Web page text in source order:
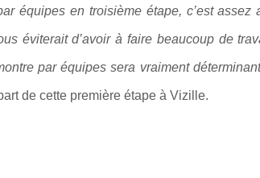
équipes en troisième étape, c’est assez
éviterait d’avoir à faire beaucoup de
par équipes sera vraiment
de cette première étape à Vizille.